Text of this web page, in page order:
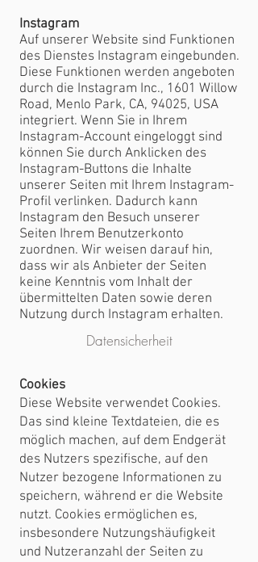
Instagram
Auf unserer Website sind Funktionen
des Dienstes Instagram eingebunden.
Diese Funktionen werden angeboten
durch die Instagram Inc., 1601 Willow
Road, Menlo Park, CA, 94025, USA
integriert. Wenn Sie in Ihrem
Instagram-Account eingeloggt sind
können Sie durch Anklicken des
Instagram-Buttons die Inhalte
unserer Seiten mit Ihrem Instagram-
Profil verlinken. Dadurch kann
Instagram den Besuch unserer
Seiten Ihrem Benutzerkonto
zuordnen. Wir weisen darauf hin,
dass wir als Anbieter der Seiten
keine Kenntnis vom Inhalt der
übermittelten Daten sowie deren
Nutzung durch Instagram erhalten.
Datensicherheit
Cookies
Diese Website verwendet Cookies.
Das sind kleine Textdateien, die es
möglich machen, auf dem Endgerät
des Nutzers spezifische, auf den
Nutzer bezogene Informationen zu
speichern, während er die Website
nutzt. Cookies ermöglichen es,
insbesondere Nutzungshäufigkeit
und Nutzeranzahl der Seiten zu